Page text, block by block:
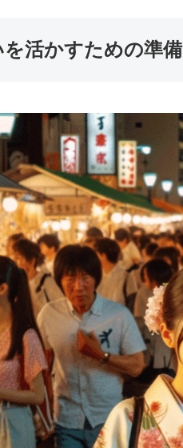
活かすための準備